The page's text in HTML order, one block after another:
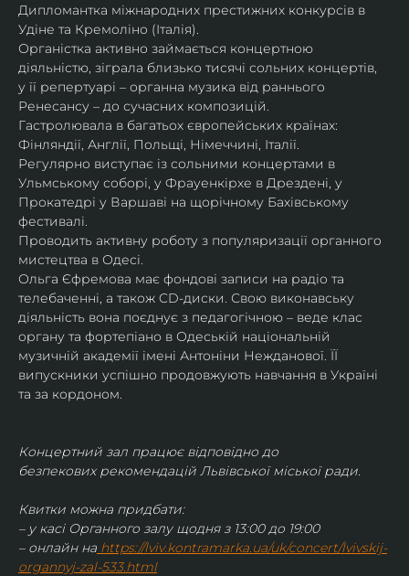
Дипломантка міжнародних престижних конкурсів в
Удіне та Кремоліно (Італія).
Органістка активно займається концертною
діяльністю, зіграла близько тисячі сольних концертів,
у її репертуарі – органна музика від раннього
Ренесансу – до сучасних композицій.
Гастролювала в багатьох європейських країнах:
Фінляндії, Англії, Польщі, Німеччині, Італії.
Регулярно виступає із сольними концертами в
Ульмському соборі, у Фрауенкірхе в Дрездені, у
Прокатедрі у Варшаві на щорічному Бахівському
фестивалі.
Проводить активну роботу з популяризації органного
мистецтва в Одесі.
Ольга Єфремова має фондові записи на радіо та
телебаченні, а також CD-диски. Свою виконавську
діяльність вона поєднує з педагогічною – веде клас
органу та фортепіано в Одеській національній
музичній академії імені Антоніни Нежданової. ЇЇ
випускники успішно продовжують навчання в Україні
та за кордоном.
Концертний зал працює відповідно до
безпекових рекомендацій Львівської міської ради.
Квитки можна придбати:
– у касі Органного залу щодня з 13:00 до 19:00
– онлайн на https://lviv.kontramarka.ua/uk/concert/lvivskij-
organnyj-zal-533.html